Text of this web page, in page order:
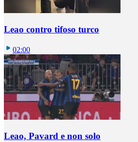
Leao contro tifoso turco
02:00
Leao, Pavard e non solo